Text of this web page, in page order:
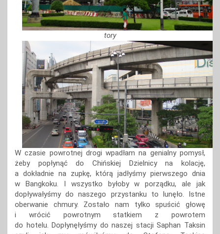
tory
W czasie powrotnej drogi wpadłam na genialny pomysł,
żeby popłynąć do Chińskiej Dzielnicy na kolację,
a dokładnie na zupkę, którą jadłyśmy pierwszego dnia
w Bangkoku. I wszystko byłoby w porządku, ale jak
dopływałyśmy do naszego przystanku to lunęło. Istne
oberwanie chmury. Zostało nam tylko spuścić głowę
i wrócić powrotnym statkiem z powrotem
do hotelu. Dopłynęłyśmy do naszej stacji Saphan Taksin